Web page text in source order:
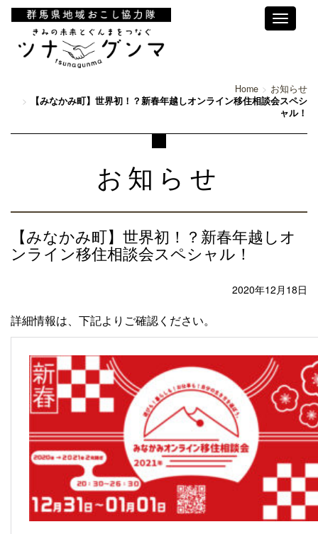
Toggle
Home
お知らせ
【みなかみ町】世界初！？新春年越しオンライン移住相談会スペシ
ャル！
お知らせ
【みなかみ町】世界初！？新春年越しオ
ンライン移住相談会スペシャル！
2020年12月18日
詳細情報は、下記よりご確認ください。